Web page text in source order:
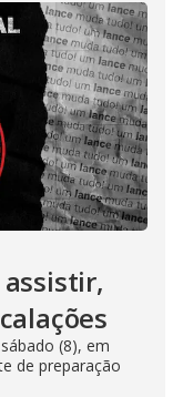
(8), em
de preparação